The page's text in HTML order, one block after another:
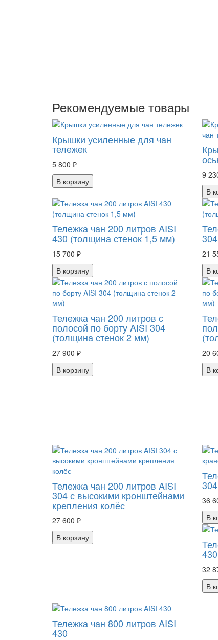
Рекомендуемые товары
Крышки усиленные для чан
тележек
5 800 ₽
В корзину
9
В
Тележка чан 200 литров AISI
430 (толщина стенок 1,5 мм)
15 700 ₽
В корзину
21
В
Тележка чан 200 литров с
полосой по борту AISI 304
(толщина стенок 2 мм)
27 900 ₽
В корзину
20
В
Тележка чан 200 литров AISI
304 с высокими кронштейнами
крепления колёс
27 600 ₽
В корзину
36
В
430
32
В
Тележка чан 800 литров AISI
430